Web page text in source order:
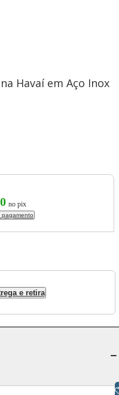
Havaí em Aço Inox
no pix
pagamento
e retira